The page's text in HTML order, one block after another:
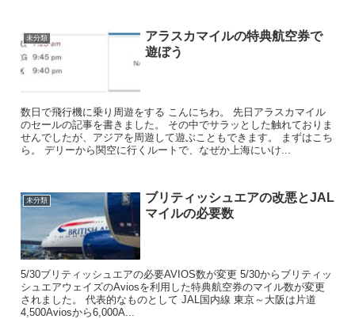
未分類
アラスカマイルの特典航空券で
遊ぼう
数日で飛行機に乗り周遊をする こんにちわ。 先日アラスカマイル
のセールの記事を書きました。 その中でサラッとした触れておりま
せんでしたが、アジアを周遊して遊ぶこともできます。 まずはこち
ら。 デリーから関空に行くルートで、なぜか上海にいけ...
未分類
ブリティッシュエアの改悪とJAL
マイルの必要数
5/30ブリティッシュエアの必要AVIOS数が変更 5/30からブリティッ
シュエアウェイズのAviosを利用した特典航空券のマイル数が変更
されました。 代表的なものとして JAL国内線 東京～大阪は片道
4,500Aviosから6,000A...